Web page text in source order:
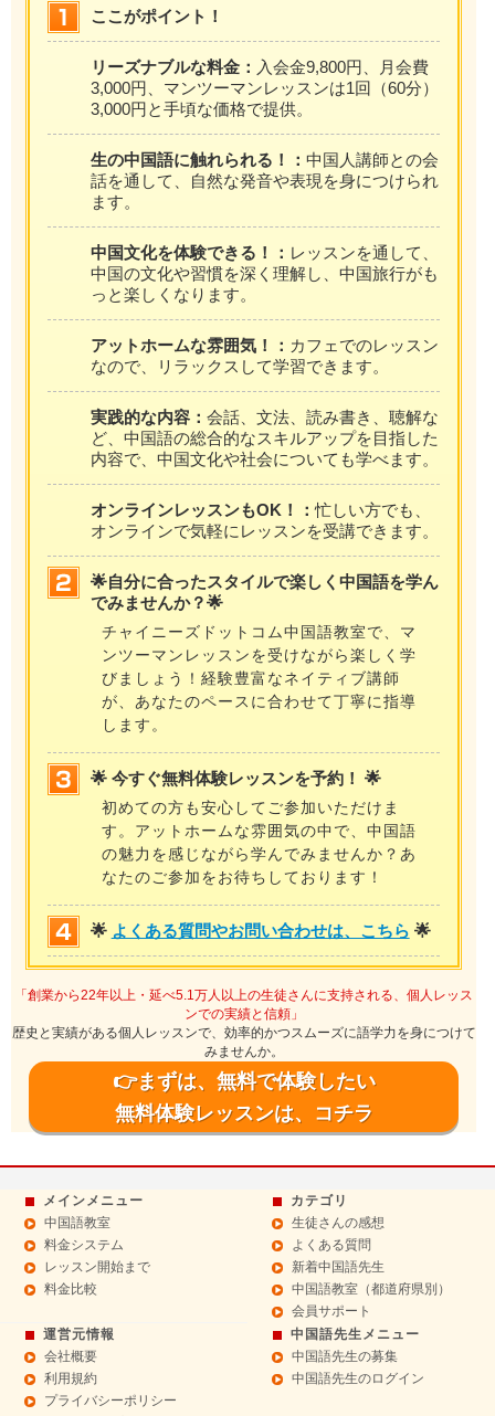
ここがポイント！
リーズナブルな料金： 入会金9,800円、月会費
3,000円、マンツーマンレッスンは1回（60分）
3,000円と手頃な価格で提供。
生の中国語に触れられる！： 中国人講師との会
話を通して、自然な発音や表現を身につけられ
ます。
中国文化を体験できる！： レッスンを通して、
中国の文化や習慣を深く理解し、中国旅行がも
っと楽しくなります。
アットホームな雰囲気！： カフェでのレッスン
なので、リラックスして学習できます。
実践的な内容： 会話、文法、読み書き、聴解な
ど、中国語の総合的なスキルアップを目指した
内容で、中国文化や社会についても学べます。
オンラインレッスンもOK！：忙しい方でも、
オンラインで気軽にレッスンを受講できます。
🌟自分に合ったスタイルで楽しく中国語を学ん
でみませんか？🌟
チャイニーズドットコム中国語教室で、マ
ンツーマンレッスンを受けながら楽しく学
びましょう！経験豊富なネイティブ講師
が、あなたのペースに合わせて丁寧に指導
します。
🌟 今すぐ無料体験レッスンを予約！ 🌟
初めての方も安心してご参加いただけま
す。アットホームな雰囲気の中で、中国語
の魅力を感じながら学んでみませんか？あ
なたのご参加をお待ちしております！
🌟 よくある質問やお問い合わせは、こちら 🌟
「創業から22年以上・延べ5.1万人以上の生徒さんに支持される、個人レッス
ンでの実績と信頼」
歴史と実績がある個人レッスンで、効率的かつスムーズに語学力を身につけて
みませんか。
👉まずは、無料で体験したい
無料体験レッスンは、コチラ
メインメニュー
中国語教室
料金システム
レッスン開始まで
料金比較
カテゴリ
生徒さんの感想
よくある質問
新着中国語先生
中国語教室（都道府県別）
会員サポート
運営元情報
会社概要
利用規約
プライバシーポリシー
中国語先生メニュー
中国語先生の募集
中国語先生のログイン